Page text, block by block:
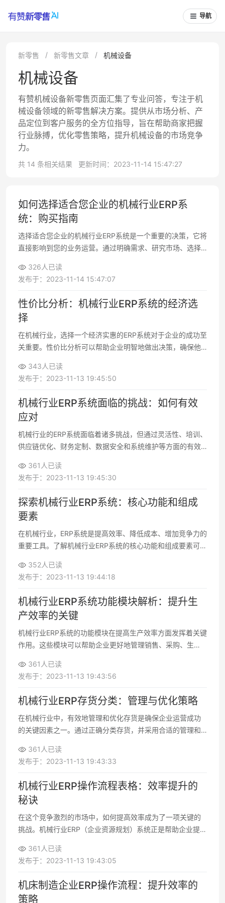
导航
新零售 新零售文章 机械设备
机械设备
有赞机械设备新零售页面汇集了专业问答，专注于机
械设备领域的新零售解决方案。提供从市场分析、产
品定位到客户服务的全方位指导，旨在帮助商家把握
行业脉搏，优化零售策略，提升机械设备的市场竞争
力。
共 14 条相关结果 更新时间：2023-11-14 15:47:27
如何选择适合您企业的机械行业ERP系
统：购买指南
选择适合您企业的机械行业ERP系统是一个重要的决策，它将
直接影响到您的业务运营。通过明确需求、研究市场、选择
326人已读
发布于：2023-11-14 15:47:07
性价比分析：机械行业ERP系统的经济选
择
在机械行业，选择一个经济实惠的ERP系统对于企业的成功至
关重要。性价比分析可以帮助企业明智地做出决策，确保他
和预算，因此在做出选择之前
343人已读
发布于：2023-11-13 19:45:50
机械行业ERP系统面临的挑战：如何有效
应对
机械行业的ERP系统面临着诸多挑战，但通过灵活性、培训、
供应链优化、财务定制、数据安全和系统维护等方面的有效
低成本，增强竞争力
361人已读
发布于：2023-11-13 19:45:30
探索机械行业ERP系统：核心功能和组成
要素
在机械行业，ERP系统是提高效率、降低成本、增加竞争力的
重要工具。了解机械行业ERP系统的核心功能和组成要素可以
352人已读
发布于：2023-11-13 19:44:18
机械行业ERP系统功能模块解析：提升生
产效率的关键
机械行业ERP系统的功能模块在提高生产效率方面发挥着关键
作用。这些模块可以帮助企业更好地管理销售、采购、生
361人已读
发布于：2023-11-13 19:43:56
机械行业ERP存货分类：管理与优化策略
在机械行业中，有效地管理和优化存货是确保企业运营成功
的关键因素之一。通过正确分类存货，并采用合适的管理和
足客户需求
361人已读
发布于：2023-11-13 19:43:33
机械行业ERP操作流程表格：效率提升的
秘诀
在这个竞争激烈的市场中，如何提高效率成为了一项关键的
挑战。机械行业ERP（企业资源规划）系统正是帮助企业提高
361人已读
发布于：2023-11-13 19:43:05
机床制造企业ERP操作流程：提升效率的
策略